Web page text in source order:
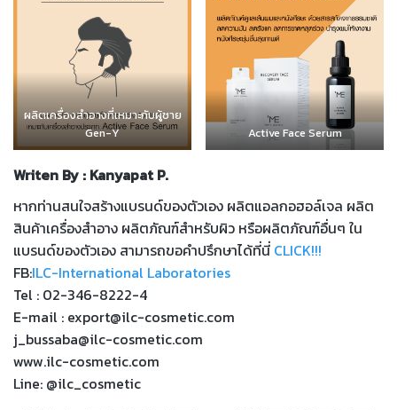
ผลิตเครื่องสำอางที่เหมาะกับผู้ชาย
Gen-Y
Active Face Serum
Writen By : Kanyapat P.
หากท่านสนใจสร้างแบรนด์ของตัวเอง ผลิตแอลกอฮอล์เจล ผลิต
สินค้าเครื่องสำอาง ผลิตภัณฑ์สำหรับผิว หรือผลิตภัณฑ์อื่นๆ ใน
แบรนด์ของตัวเอง สามารถขอคำปรึกษาได้ที่นี่ CLICK!!!
FB:ILC-International Laboratories
Tel : 02-346-8222-4
E-mail : export@ilc-cosmetic.com
j_bussaba@ilc-cosmetic.com
www.ilc-cosmetic.com
Line: @ilc_cosmetic